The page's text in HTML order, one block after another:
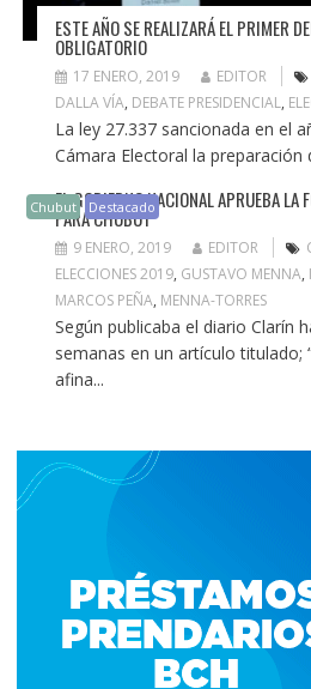
ESTE AÑO SE REALIZARÁ EL PRIMER
OBLIGATORIO
17 ENERO, 2019 EDITOR
DALLA VÍA, DEBATE PRESIDENCIAL,
La ley 27.337 sancionada en el
Cámara Electoral la preparación
Chubut Destacado
EL GOBIERNO NACIONAL APRUEBA LA
PARA CHUBUT
9 ENERO, 2019 EDITOR
ELECCIONES 2019, GUSTAVO MENNA,
MARCOS PEÑA, MENNA-TORRES
Según publicaba el diario Clarín
semanas en un artículo titulado;
afina...